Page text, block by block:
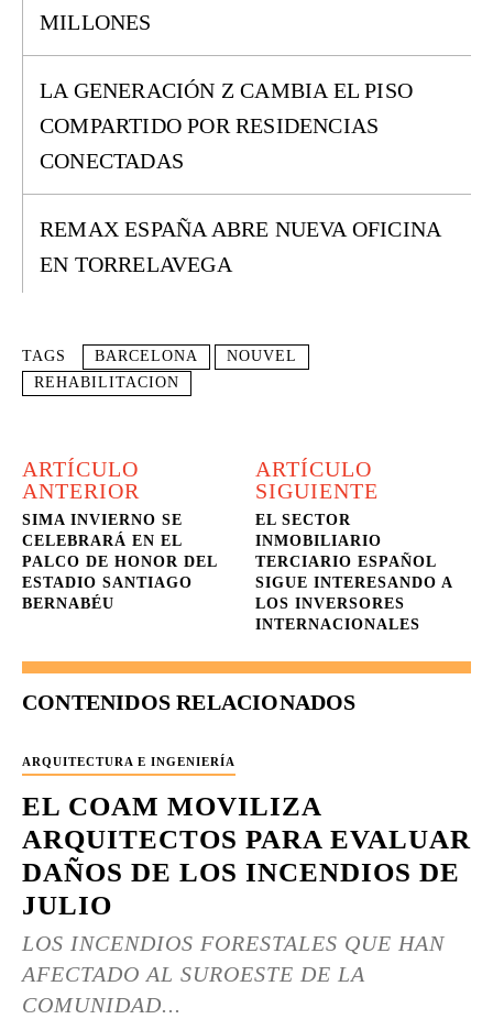
MILLONES
LA GENERACIÓN Z CAMBIA EL PISO
COMPARTIDO POR RESIDENCIAS
CONECTADAS
REMAX ESPAÑA ABRE NUEVA OFICINA
EN TORRELAVEGA
TAGS BARCELONA
NOUVEL
REHABILITACION
ARTÍCULO
ANTERIOR
SIMA INVIERNO SE
CELEBRARÁ EN EL
PALCO DE HONOR DEL
ESTADIO SANTIAGO
BERNABÉU
ARTÍCULO
SIGUIENTE
EL SECTOR
INMOBILIARIO
TERCIARIO ESPAÑOL
SIGUE INTERESANDO A
LOS INVERSORES
INTERNACIONALES
CONTENIDOS RELACIONADOS
ARQUITECTURA E INGENIERÍA
EL COAM MOVILIZA
ARQUITECTOS PARA EVALUAR
DAÑOS DE LOS INCENDIOS DE
JULIO
LOS INCENDIOS FORESTALES QUE HAN
AFECTADO AL SUROESTE DE LA
COMUNIDAD...